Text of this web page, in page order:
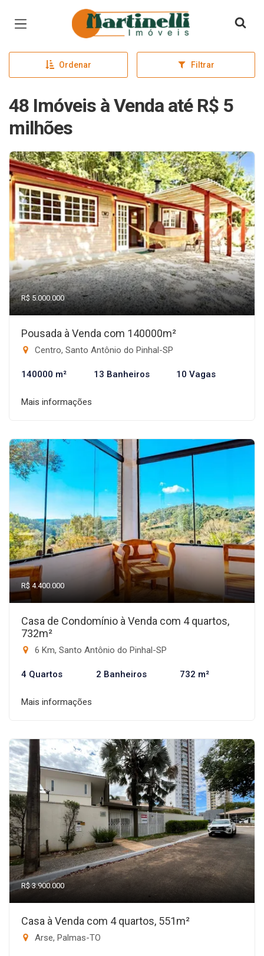
Página inicial
Ordenar Filtrar
48 Imóveis à Venda até R$ 5
milhões
R$ 5.000.000
Pousada à Venda com 140000m²
Centro, Santo Antônio do Pinhal-SP
140000 m² 13 Banheiros 10 Vagas
Mais informações
R$ 4.400.000
Casa de Condomínio à Venda com 4 quartos,
732m²
6 Km, Santo Antônio do Pinhal-SP
4 Quartos 2 Banheiros 732 m²
Mais informações
R$ 3.900.000
Casa à Venda com 4 quartos, 551m²
Arse, Palmas-TO